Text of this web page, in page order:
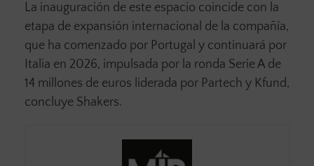
La inauguración de este espacio coincide con la
etapa de expansión internacional de la compañía,
que ha comenzado por Portugal y continuará por
Italia en 2026, impulsada por la ronda Serie A de
14 millones de euros liderada por Partech y Kfund,
concluye Shakers.